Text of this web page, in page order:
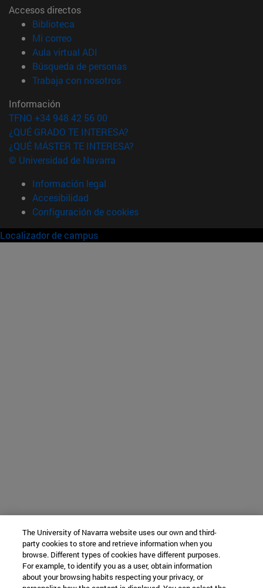
Accesos directos
Biblioteca
Mi correo(abre en nueva ventana)
Aula virtual ADI
Búsqueda de personas(abre en nueva ventana)
Trabaja con nosotros(abre en nueva ventana)
Información
TFNO +34 948 42 56 00
¿QUÉ GRADO TE INTERESA?
¿QUÉ MÁSTER TE INTERESA?
© Universidad de Navarra
Información legal
Accesibilidad
Configuración de cookies
Localizador de campus
The University of Navarra website uses our own and third-
party cookies to store and retrieve information when you
browse. Different types of cookies have different purposes.
For example, to identify you as a user, obtain information
about your browsing habits respecting your privacy, or